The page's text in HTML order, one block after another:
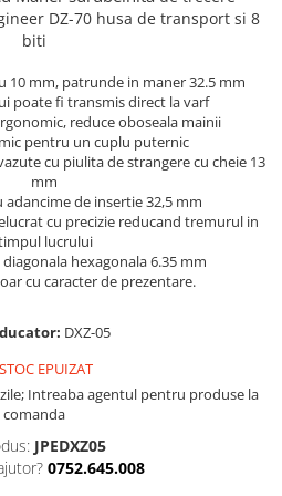
|
Fix
WeraDZ-70 husa de transport si 8
biti
10 mm, patrunde in maner 32.5 mm
poate fi transmis direct la varf
reduce oboseala mainii
pentru un cuplu puternic
cu piulita de strangere cu cheie 13
mm
adancime de insertie 32,5 mm
cu precizie reducand tremurul in
lucrului
hexagonala 6.35 mm
cu caracter de prezentare.
DXZ-05
STOC EPUIZAT
zile; Intreaba agentul pentru produse la
comanda
JPEDXZ05
0752.645.008